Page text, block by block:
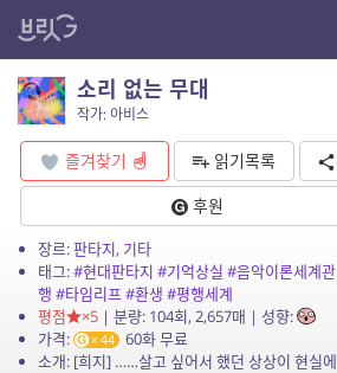
소리 없는 무대
작가: 아비스
즐겨찾기 읽기목록
후원
장르:판타지, 기타
태그:#현대판타지 #기억상실 #음악이론세계관
행 #타임리프#환생 #평행세계
평점
×5| 분량: 104회, 2,657매 | 성향:
가격:
44
60화 무료